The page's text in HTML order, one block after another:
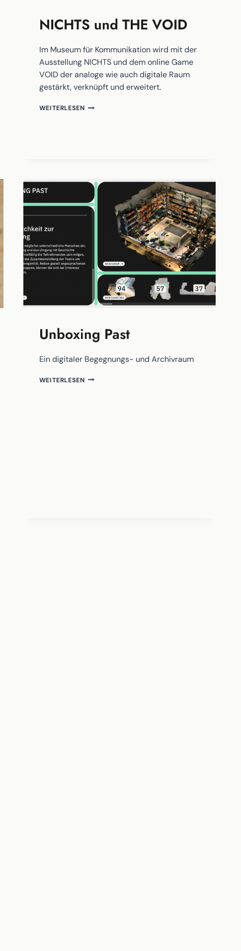
NICHTS und THE VOID
Im Museum für Kommunikation wird mit der
Ausstellung NICHTS und dem online Game
VOID der analoge wie auch digitale Raum
gestärkt, verknüpft und erweitert.
WEITERLESENNICHTS
Unboxing Past
Ein digitaler Begegnungs- und Archivraum
WEITERLESENUNBOXING